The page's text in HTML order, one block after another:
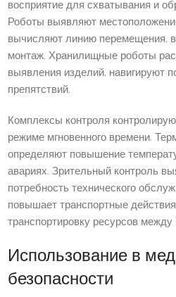
восприятие для схватывания и
Роботы выявляют
вычисляют линию перемещения,
монтаж. Хранилищные роботы
выявления изделий, навигируют
препятствий.
Комплексы контроля
режиме мгновенного времени.
определяют повышение
авариях. Зрительный контроль
потребность технического
повышает транспортные
транспортировку ресурсов
Использование в
безопасности